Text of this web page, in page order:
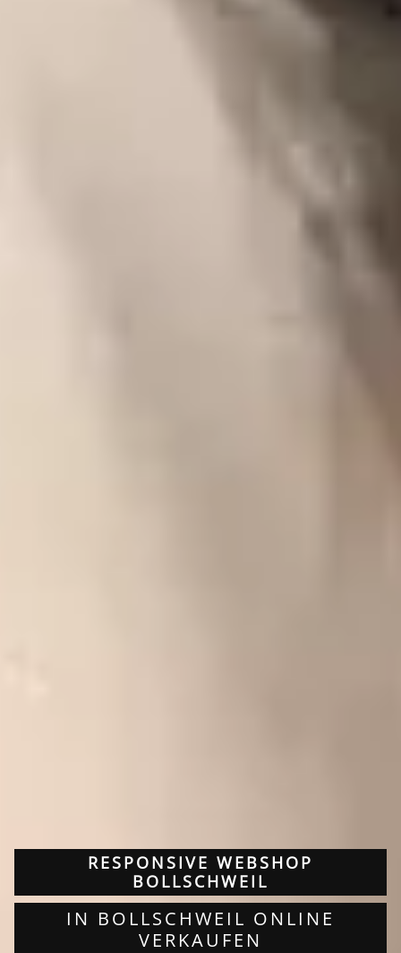
RESPONSIVE WEBSHOP
BOLLSCHWEIL
IN BOLLSCHWEIL ONLINE
VERKAUFEN